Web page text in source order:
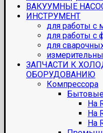
ВАКУУМНЫЕ
ИНСТРУМЕНТ
для работы с
для работы с
для
ЗАПЧАСТИ К
ОБОРУДОВАНИЮ
Компрессора
На
На
На